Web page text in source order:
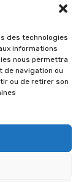
des technologies
informations
nous permettra
de navigation ou
ou de retirer son
de